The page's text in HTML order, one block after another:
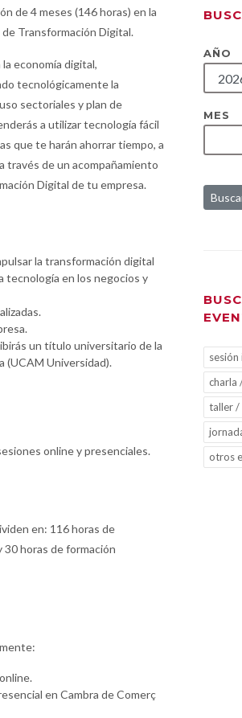
de 4 meses (146 horas) en la
Transformación Digital.
economía digital,
tecnológicamente la
sectoriales y plan de
a utilizar tecnología fácil
que te harán ahorrar tiempo, a
través de un acompañamiento
Digital de tu empresa.
la transformación digital
tecnología en los negocios y
un título universitario de la
(UCAM Universidad).
online y presenciales.
en: 116 horas de
horas de formación
en Cambra de Comerç
AÑO
MES
charla
taller /
otros